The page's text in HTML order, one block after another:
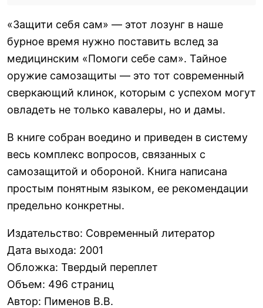
«Защити себя сам» — этот лозунг в наше
бурное время нужно поставить вслед за
медицинским «Помоги себе сам». Тайное
оружие самозащиты — это тот современный
сверкающий клинок, которым с успехом могут
овладеть не только кавалеры, но и дамы.
В книге собран воедино и приведен в систему
весь комплекс вопросов, связанных с
самозащитой и обороной. Книга написана
простым понятным языком, ее рекомендации
предельно конкретны.
Издательство: Современный литератор
Дата выхода: 2001
Обложка: Твердый переплет
Объем: 496 страниц
Автор: Пименов В.В.